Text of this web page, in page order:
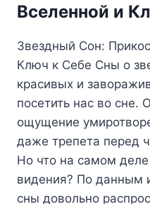
Вселенной и
Звездный Сон:
Ключ к Себе Сны о
красивых и
посетить нас во сне.
ощущение
даже трепета перед
Но что на самом
видения? По данным
сны довольно